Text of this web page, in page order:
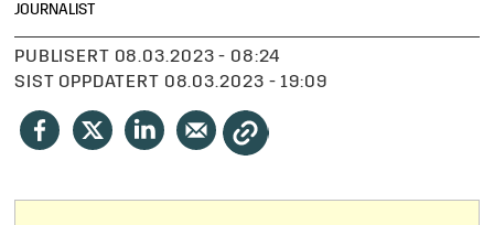
JOURNALIST
PUBLISERT
08.03.2023 - 08:24
SIST OPPDATERT
08.03.2023 - 19:09